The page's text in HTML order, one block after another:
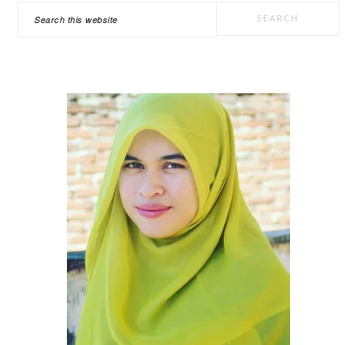
Search